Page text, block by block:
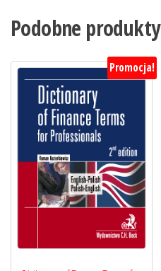
Podobne produkty
Promocja!